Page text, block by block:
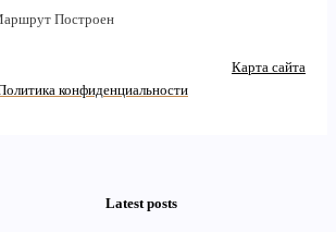
Построен
Карта сайта
конфиденциальности
Latest posts